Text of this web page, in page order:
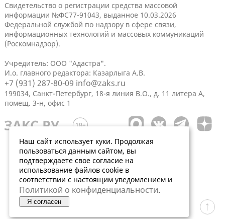
Свидетельство о регистрации средства массовой
информации №ФС77-91043, выданное 10.03.2026
Федеральной службой по надзору в сфере связи,
информационных технологий и массовых коммуникаций
(Роскомнадзор).
Учредитель: ООО "Адастра".
И.о. главного редактора: Казарлыга А.В.
+7 (931) 287-80-09 info@zaks.ru
199034, Санкт-Петербург, 18-я линия В.О., д. 11 литера А,
помещ. 3-н, офис 1
Наш сайт использует куки. Продолжая
пользоваться данным сайтом, вы
подтверждаете свое согласие на
использование файлов cookie в
соответствии с настоящим уведомлением и
Политикой о конфиденциальности.
Я согласен